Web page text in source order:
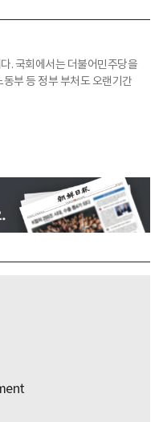
. 국회에서는 더불어민주당을
부 등 정부 부처도 오랜기간